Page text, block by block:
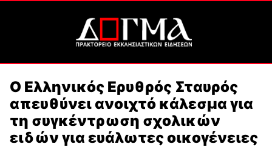
Ο Ελληνικός Ερυθρός Σταυρός
απευθύνει ανοιχτό κάλεσμα για
τη συγκέντρωση σχολικών
ειδών για ευάλωτες οικογένειες